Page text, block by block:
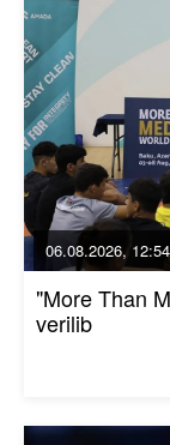
06.08.2026, 12:54
"More Than
verilib